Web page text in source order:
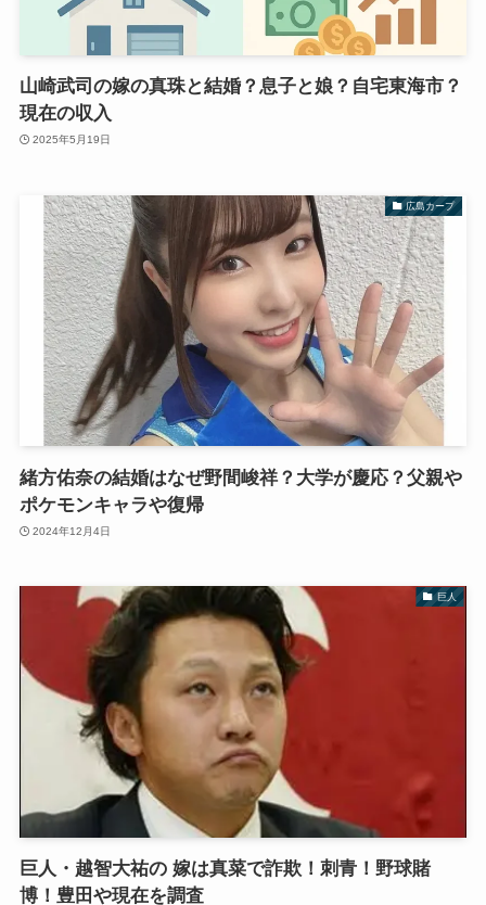
山崎武司の嫁の真珠と結婚？息子と娘？自宅東海市？
現在の収入
2025年5月19日
広島カープ
緒方佑奈の結婚はなぜ野間峻祥？大学が慶応？父親や
ポケモンキャラや復帰
2024年12月4日
巨人
巨人・越智大祐の 嫁は真菜で詐欺！刺青！野球賭
博！豊田や現在を調査